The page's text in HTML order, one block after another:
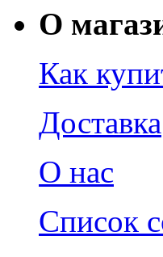
О
Как
Доставка
О нас
Список